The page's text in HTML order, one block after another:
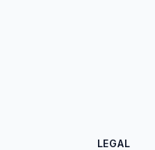
LEGAL